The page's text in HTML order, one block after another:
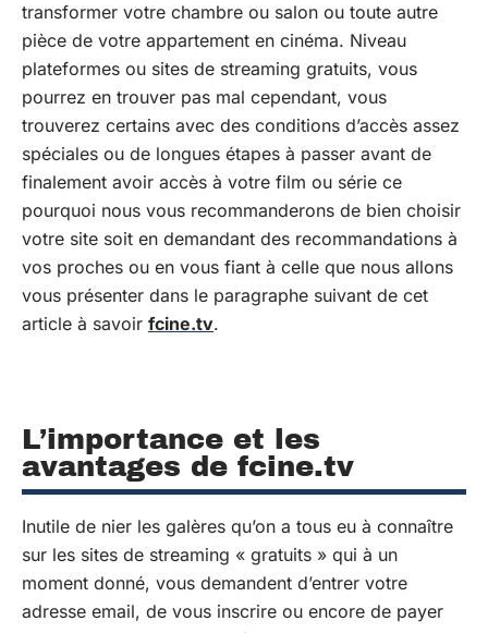
transformer votre chambre ou salon ou toute autre
pièce de votre appartement en cinéma. Niveau
plateformes ou sites de streaming gratuits, vous
pourrez en trouver pas mal cependant, vous
trouverez certains avec des conditions d’accès assez
spéciales ou de longues étapes à passer avant de
finalement avoir accès à votre film ou série ce
pourquoi nous vous recommanderons de bien choisir
votre site soit en demandant des recommandations à
vos proches ou en vous fiant à celle que nous allons
vous présenter dans le paragraphe suivant de cet
article à savoir fcine.tv.
L’importance et les
avantages de fcine.tv
Inutile de nier les galères qu’on a tous eu à connaître
sur les sites de streaming « gratuits » qui à un
moment donné, vous demandent d’entrer votre
adresse email, de vous inscrire ou encore de payer